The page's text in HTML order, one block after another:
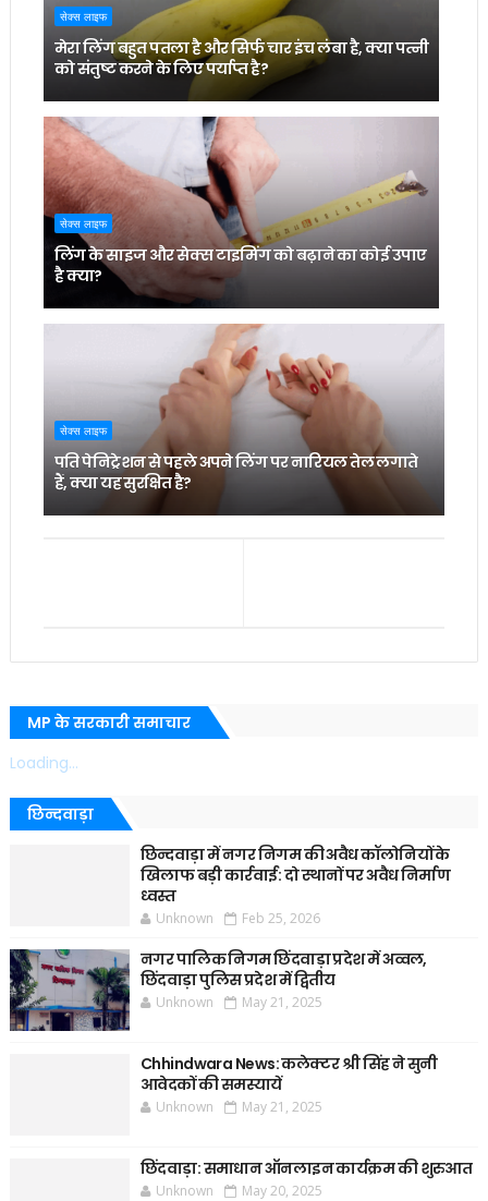
सेक्स लाइफ
मेरा लिंग बहुत पतला है और सिर्फ चार इंच लंबा है, क्या पत्नी
को संतुष्ट करने के लिए पर्याप्त है?
सेक्स लाइफ
लिंग के साइज और सेक्स टाइमिंग को बढ़ाने का कोई उपाए
है क्या?
सेक्स लाइफ
पति पेनिट्रेशन से पहले अपने लिंग पर नारियल तेल लगाते
हैं, क्या यह सुरक्षित है?
MP के सरकारी समाचार
Loading...
छिन्दवाड़ा
छिन्दवाड़ा में नगर निगम की अवैध कॉलोनियों के
खिलाफ बड़ी कार्रवाई: दो स्थानों पर अवैध निर्माण
ध्वस्त
Unknown Feb 25, 2026
नगर पालिक निगम छिंदवाड़ा प्रदेश में अव्वल,
छिंदवाड़ा पुलिस प्रदेश में द्वितीय
Unknown May 21, 2025
Chhindwara News: कलेक्टर श्री सिंह ने सुनी
आवेदकों की समस्यायें
Unknown May 21, 2025
छिंदवाड़ा: समाधान ऑनलाइन कार्यक्रम की शुरुआत
Unknown May 20, 2025